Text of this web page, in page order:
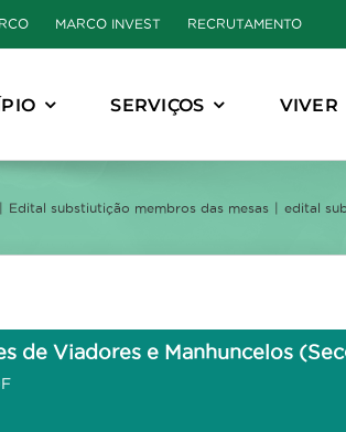
MARCO INVEST RECRUTAMENTO
SERVIÇOS VIVER
Edital substiutição membros das mesas edital
de Viadores e Manhuncelos